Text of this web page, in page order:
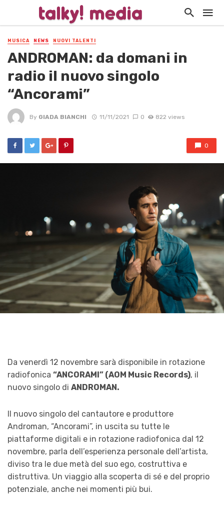
MUSICA NEWS NUOVI TALENTI
ANDROMAN: da domani in
radio il nuovo singolo
“Ancorami”
By GIADA BIANCHI 11/11/2021 0 822 views
0
Da venerdì 12 novembre sarà disponibile in rotazione
radiofonica “ANCORAMI” (AOM Music Records), il
nuovo singolo di ANDROMAN.
Il nuovo singolo del cantautore e produttore
Androman, “Ancorami”, in uscita su tutte le
piattaforme digitali e in rotazione radiofonica dal 12
novembre, parla dell’esperienza personale dell’artista,
diviso tra le due metà del suo ego, costruttiva e
distruttiva. Un viaggio alla scoperta di sé e del proprio
potenziale, anche nei momenti più bui.